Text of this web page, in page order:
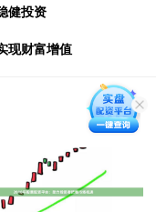
健投资
现财富增值